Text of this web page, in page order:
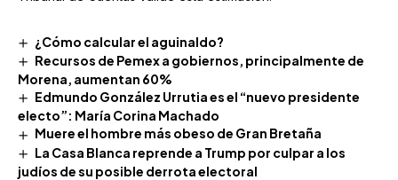
¿Cómo calcular el aguinaldo?
Recursos de Pemex a gobiernos, principalmente de
Morena, aumentan 60%
Edmundo González Urrutia es el “nuevo presidente
electo”: María Corina Machado
Muere el hombre más obeso de Gran Bretaña
La Casa Blanca reprende a Trump por culpar a los
judíos de su posible derrota electoral